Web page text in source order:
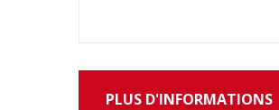
PLUS D'INFORMATIONS